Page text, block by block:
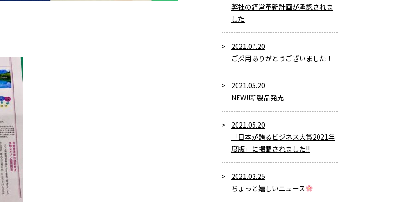
弊社の経営革新計画が承認されま
した
2021.07.20
ご採用ありがとうございました！
2021.05.20
NEW!!新製品発売
2021.05.20
「日本が誇るビジネス大賞2021年
度版」に掲載されました!!
2021.02.25
ちょっと嬉しいニュース